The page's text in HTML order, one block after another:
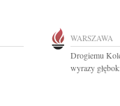
WARSZAWA
Drogiemu
wyrazy